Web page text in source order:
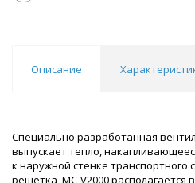
Описание
Специально разработанная
выпускает тепло,
к наружной стенке транспортного
решетка MC-V2000 располагается